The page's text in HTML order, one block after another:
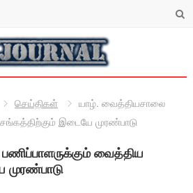
செய்திகள்
யாழ். வைத்தியசாலை
இடையே முரண்பாடு
வைத்திய
முரண்பாடு